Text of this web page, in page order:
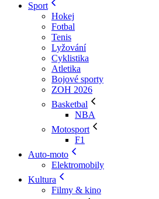
Sport
Hokej
Fotbal
Tenis
Lyžování
Cyklistika
Atletika
Bojové sporty
ZOH 2026
Basketbal
NBA
Motosport
F1
Auto-moto
Elektromobily
Kultura
Filmy & kino